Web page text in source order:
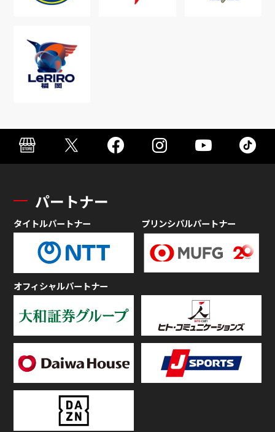
パートナー
タイトルパートナー プリンシパルパートナー
オフィシャルパートナー